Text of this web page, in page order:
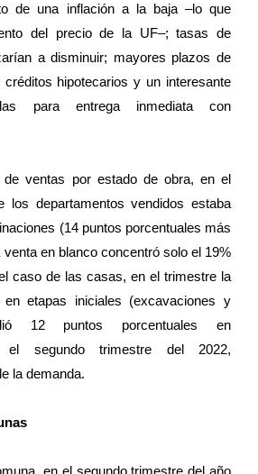
de una inflación a la baja –lo que
del precio de la UF–; tasas de
a disminuir; mayores plazos de
hipotecarios y un interesante
para entrega inmediata con
de ventas por estado de obra, en el
los departamentos vendidos estaba
(14 puntos porcentuales más
en blanco concentró solo el 19%
caso de las casas, en el trimestre la
etapas iniciales (excavaciones y
12 puntos porcentuales en
el segundo trimestre del 2022,
la demanda.